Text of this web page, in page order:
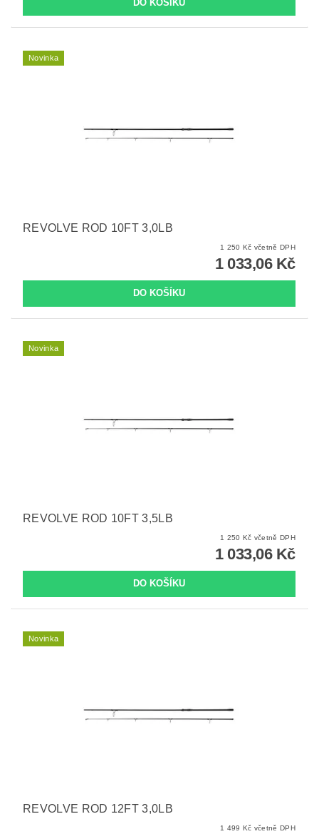
Novinka
REVOLVE ROD 10FT 3,0LB
1 250 Kč včetně DPH
1 033,06 Kč
Novinka
REVOLVE ROD 10FT 3,5LB
1 250 Kč včetně DPH
1 033,06 Kč
Novinka
REVOLVE ROD 12FT 3,0LB
1 499 Kč včetně DPH